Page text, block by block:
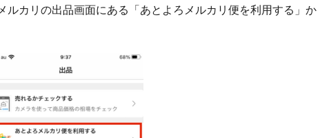
ルカリの出品画面にある「あとよろメルカリ便を利用する」か